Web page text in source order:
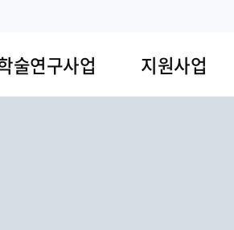
술연구사업 지원사업